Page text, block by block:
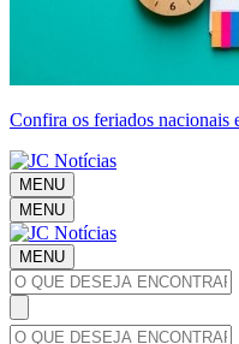
Confira os feriados nacionais
MENU
MENU
MENU